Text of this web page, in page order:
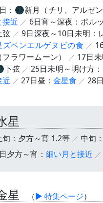
：🌑新月（チリ、アルゼン
接近
6日宵～深夜：ポル
弦
9日深夜～10日未明：
ズベンエルゲヌビの食
（フラワームーン）
17日未
下弦
25日未明～明け方：
近
27日昼： 金星食 28
星
旬：夕方～宵 1.2等 中旬
夕方～宵： 細い月と接近
星 （▶ 特集ページ）